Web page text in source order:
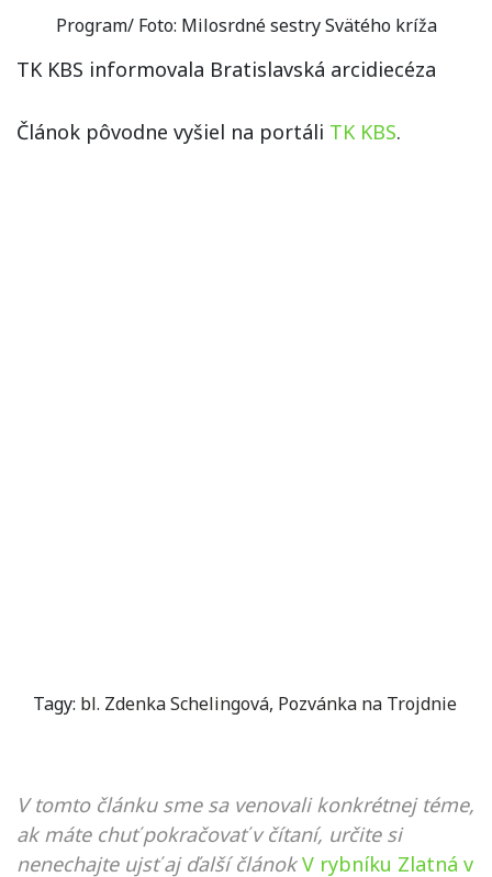
Program/ Foto: Milosrdné sestry Svätého kríža
TK KBS informovala Bratislavská arcidiecéza
Článok pôvodne vyšiel na portáli TK KBS.
Tagy: bl. Zdenka Schelingová, Pozvánka na Trojdnie
V tomto článku sme sa venovali konkrétnej téme,
ak máte chuť pokračovať v čítaní, určite si
nenechajte ujsť aj ďalší článok V rybníku Zlatná v